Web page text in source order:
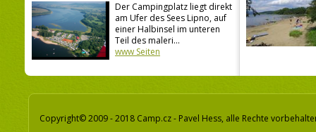
Der Campingplatz liegt direkt
am Ufer des Sees Lipno, auf
einer Halbinsel im unteren
Teil des maleri...
www Seiten
Copyright© 2009 - 2018 Camp.cz - Pavel Hess, alle Rechte